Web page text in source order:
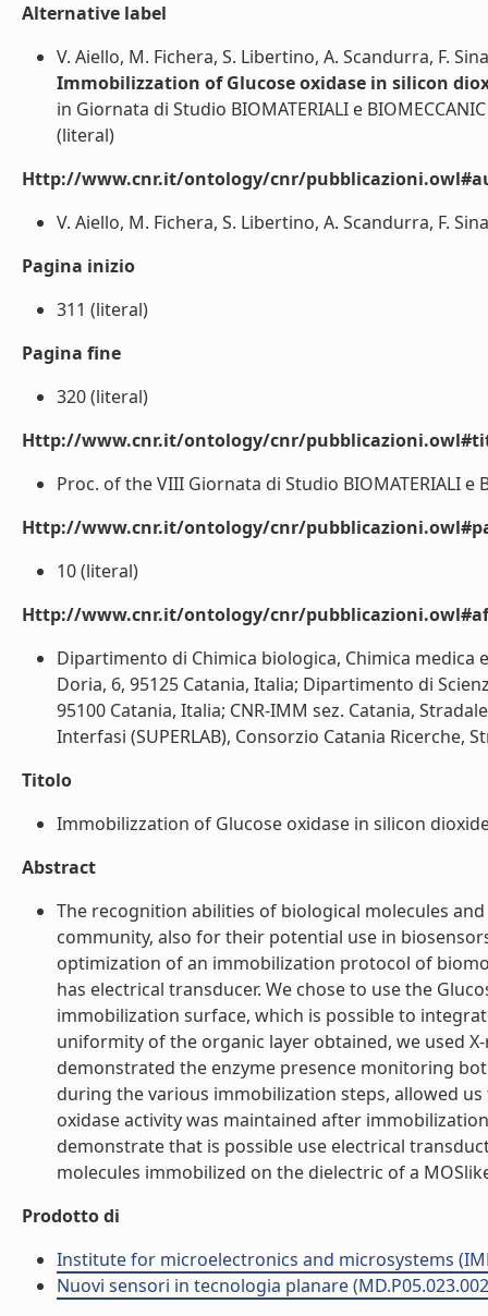
Alternative label
V. Aiello, M. Fichera, S. Libertino, A. Scandurra, F.
Immobilizzation of Glucose oxidase in silicon
in Giornata di Studio BIOMATERIALI e BIOMECCANIC
(literal)
Http://www.cnr.it/ontology/cnr/
V. Aiello, M. Fichera, S. Libertino, A. Scandurra, F.
Pagina inizio
311 (literal)
Pagina fine
320 (literal)
Http://www.cnr.it/ontology/cnr/
Proc. of the VIII Giornata di Studio BIOMATERIALI e
Http://www.cnr.it/ontology/cnr/
10 (literal)
Http://www.cnr.it/ontology/cnr/
Dipartimento di Chimica biologica, Chimica medica
Doria, 6, 95125 Catania, Italia; Dipartimento di
95100 Catania, Italia; CNR-IMM sez. Catania,
Interfasi (SUPERLAB), Consorzio Catania Ricerche,
Titolo
Immobilizzation of Glucose oxidase in silicon
Abstract
The recognition abilities of biological molecules
community, also for their potential use in
optimization of an immobilization protocol of
has electrical transducer. We chose to use the
immobilization surface, which is possible to
uniformity of the organic layer obtained, we used
demonstrated the enzyme presence monitoring
during the various immobilization steps, allowed
oxidase activity was maintained after
demonstrate that is possible use electrical
molecules immobilized on the dielectric of a
Prodotto di
Institute for microelectronics and microsystems
Nuovi sensori in tecnologia planare